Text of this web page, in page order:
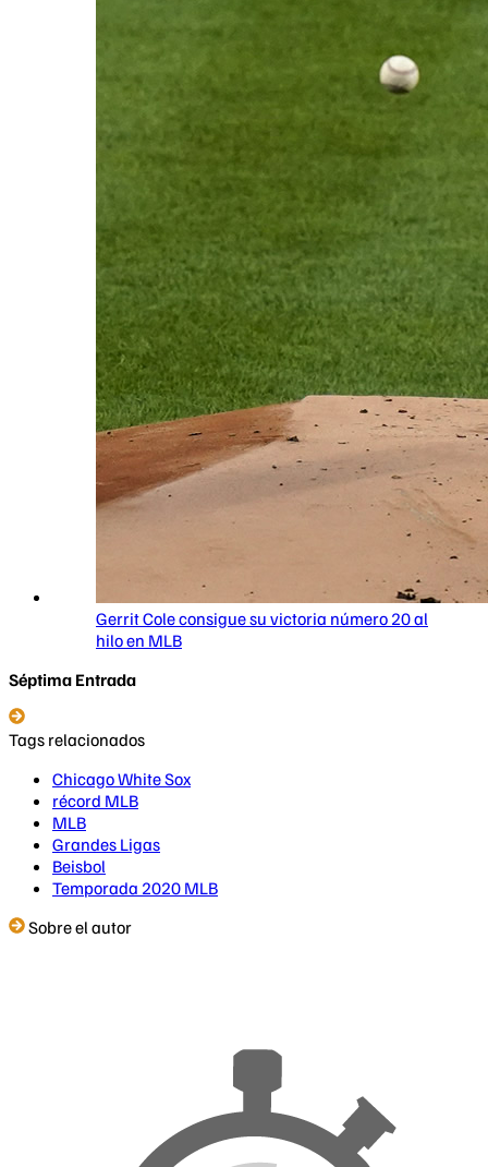
Gerrit Cole consigue su victoria número 20 al
hilo en MLB
Séptima Entrada
Tags relacionados
Chicago White Sox
récord MLB
MLB
Grandes Ligas
Beisbol
Temporada 2020 MLB
Sobre el autor